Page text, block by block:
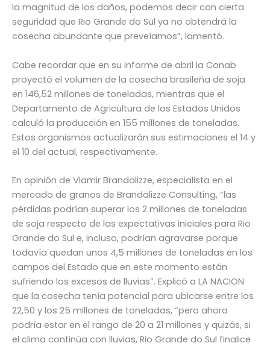
la magnitud de los daños, podemos decir con cierta
seguridad que Rio Grande do Sul ya no obtendrá la
cosecha abundante que preveíamos”, lamentó.
Cabe recordar que en su informe de abril la Conab
proyectó el volumen de la cosecha brasileña de soja
en 146,52 millones de toneladas, mientras que el
Departamento de Agricultura de los Estados Unidos
calculó la producción en 155 millones de toneladas.
Estos organismos actualizarán sus estimaciones el 14 y
el 10 del actual, respectivamente.
En opinión de Vlamir Brandalizze, especialista en el
mercado de granos de Brandalizze Consulting, “las
pérdidas podrían superar los 2 millones de toneladas
de soja respecto de las expectativas iniciales para Rio
Grande do Sul e, incluso, podrían agravarse porque
todavía quedan unos 4,5 millones de toneladas en los
campos del Estado que en este momento están
sufriendo los excesos de lluvias”. Explicó a LA NACION
que la cosecha tenía potencial para ubicarse entre los
22,50 y los 25 millones de toneladas, “pero ahora
podría estar en el rango de 20 a 21 millones y quizás, si
el clima continúa con lluvias, Rio Grande do Sul finalice